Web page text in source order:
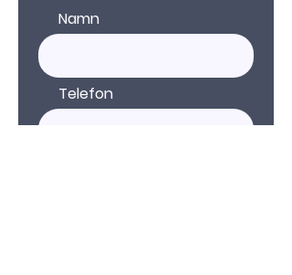
Namn
Telefon